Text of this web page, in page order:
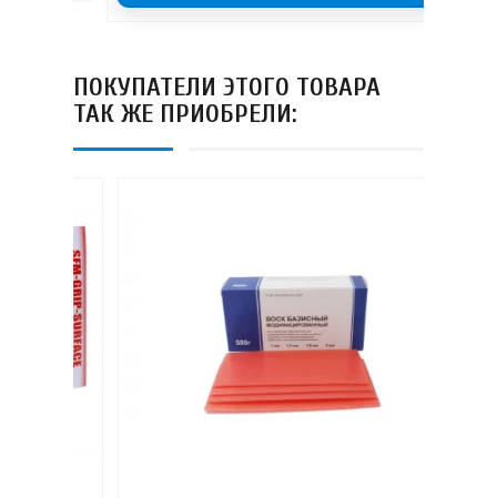
ПОКУПАТЕЛИ ЭТОГО ТОВАРА
ТАК ЖЕ ПРИОБРЕЛИ: